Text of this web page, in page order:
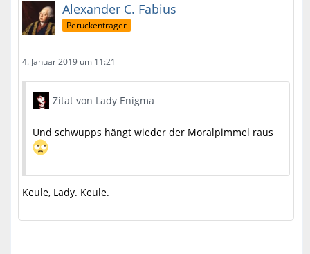
Alexander C. Fabius
Perückenträger
4. Januar 2019 um 11:21
Zitat von Lady Enigma
Und schwupps hängt wieder der Moralpimmel raus
Keule, Lady. Keule.